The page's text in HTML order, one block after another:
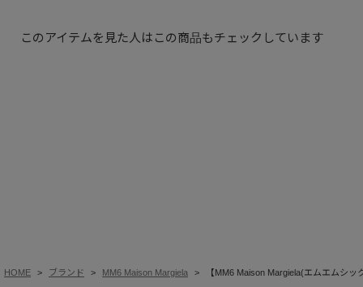
このアイテムを見た人はこの商品もチェックしています
HOME ブランド MM6 Maison Margiela 【MM6 Maison Margiela(エムエムシ